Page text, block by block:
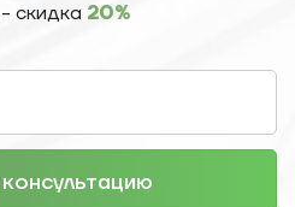
скидка 20%